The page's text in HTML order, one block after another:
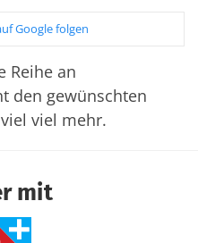
Google folgen
Reihe an
den gewünschten
viel mehr.